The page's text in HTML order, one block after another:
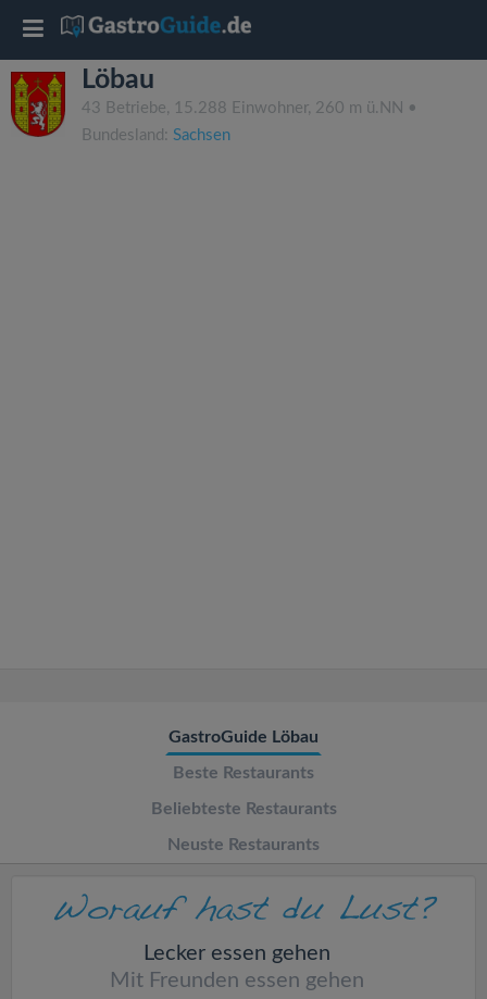
Löbau
43 Betriebe, 15.288 Einwohner, 260 m ü.NN •
Bundesland: Sachsen
GastroGuide Löbau
Beste Restaurants
Beliebteste Restaurants
Neuste Restaurants
Lecker essen gehen
Mit Freunden essen gehen
T
o
g